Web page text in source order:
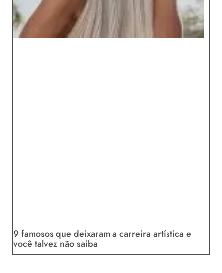
9 famosos que deixaram a carreira artística e
você talvez não saiba